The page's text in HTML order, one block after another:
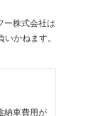
ー株式会社は
かねます。
納車費用が